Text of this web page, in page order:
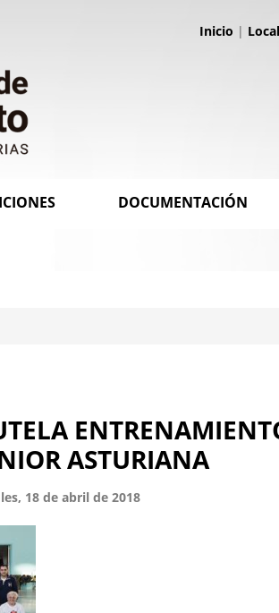
Inicio |
DOCUMENTACIÓN
ASTURIANA
18 de abril de 2018